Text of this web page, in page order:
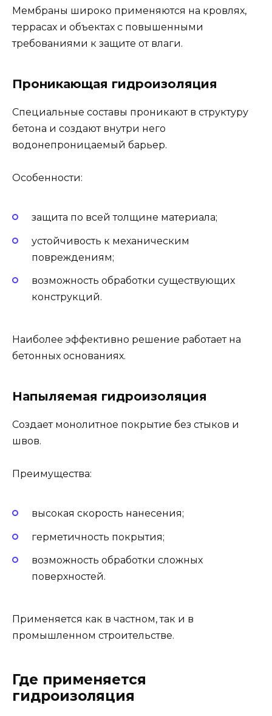
Мембраны широко применяются на кровлях,
террасах и объектах с повышенными
требованиями к защите от влаги.
Проникающая гидроизоляция
Специальные составы проникают в структуру
бетона и создают внутри него
водонепроницаемый барьер.
Особенности:
защита по всей толщине материала;
устойчивость к механическим
повреждениям;
возможность обработки существующих
конструкций.
Наиболее эффективно решение работает на
бетонных основаниях.
Напыляемая гидроизоляция
Создает монолитное покрытие без стыков и
швов.
Преимущества:
высокая скорость нанесения;
герметичность покрытия;
возможность обработки сложных
поверхностей.
Применяется как в частном, так и в
промышленном строительстве.
Где применяется
гидроизоляция